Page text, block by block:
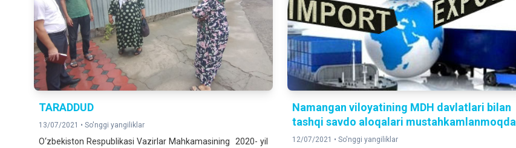
TARADDUD
13/07/2021 • So'nggi yangiliklar
O‘zbekiston Respublikasi Vazirlar Mahkamasining 2020- yil
Namangan viloyatining MDH davlatlari bilan
tashqi savdo aloqalari mustahkamlanmoqda
12/07/2021 • So'nggi yangiliklar